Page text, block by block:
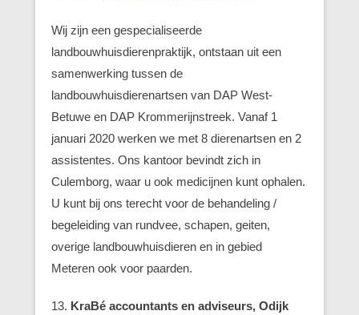
Wij zijn een gespecialiseerde
landbouwhuisdierenpraktijk, ontstaan uit een
samenwerking tussen de
landbouwhuisdierenartsen van DAP West-
Betuwe en DAP Krommerijnstreek. Vanaf 1
januari 2020 werken we met 8 dierenartsen en 2
assistentes. Ons kantoor bevindt zich in
Culemborg, waar u ook medicijnen kunt ophalen.
U kunt bij ons terecht voor de behandeling /
begeleiding van rundvee, schapen, geiten,
overige landbouwhuisdieren en in gebied
Meteren ook voor paarden.
13. KraBé accountants en adviseurs, Odijk